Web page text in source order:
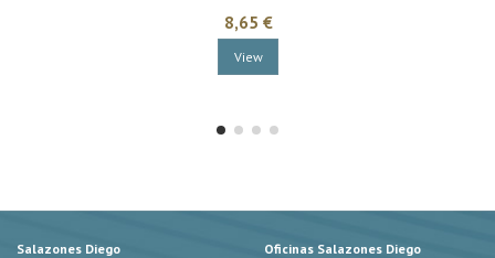
8,65 €
View
Salazones Diego
Oficinas Salazones Diego